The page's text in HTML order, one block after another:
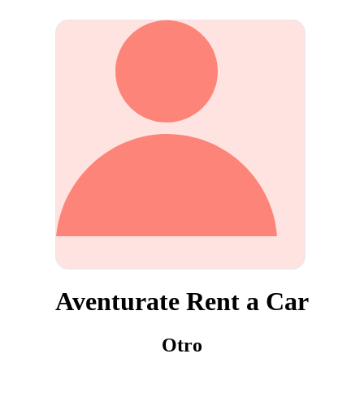
Aventurate Rent a Car
Otro